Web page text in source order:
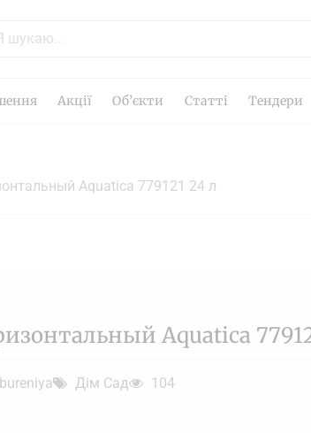
Акції Об’єкти Статті Тендери
Aquatica 779121 24 л
Aquatica
Дім Сад 104